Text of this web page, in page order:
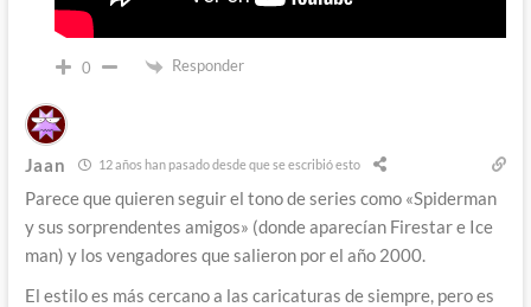
0 Responder
Jaan 12 años han pasado desde que se escribió esto
Parece que quieren seguir el tono de series como «Spiderman
y sus sorprendentes amigos» (donde aparecían Firestar e Ice
man) y los vengadores que salieron por el año 2000.
El estilo es más cercano a las caricaturas de siempre, pero es